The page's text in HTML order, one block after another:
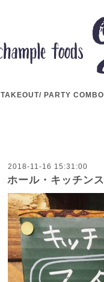
TAKEOUT/ PARTY
2018-11-16 15:31:00
ホール・キッチン